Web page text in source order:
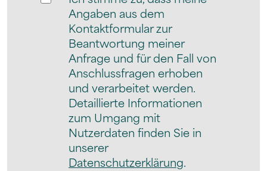
Angaben aus dem
Kontaktformular zur
Beantwortung meiner
Anfrage und für den Fall von
Anschlussfragen erhoben
und verarbeitet werden.
Detaillierte Informationen
zum Umgang mit
Nutzerdaten finden Sie in
unserer
Datenschutzerklärung.